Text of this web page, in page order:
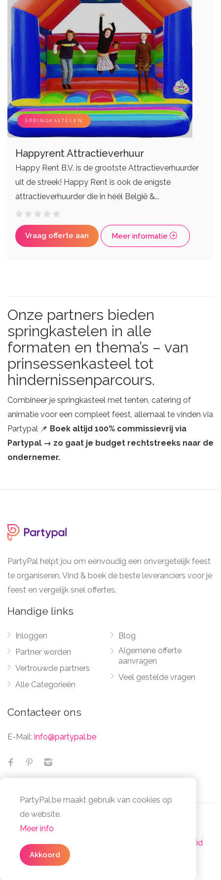
SPRINGKASTELEN
Happyrent Attractieverhuur
Happy Rent B.V. is de grootste Attractieverhuurder
uit de streek! Happy Rent is ook de enigste
attractieverhuurder die in héél België &...
Vraag offerte aan Meer informatie
Onze partners bieden
springkastelen in alle
formaten en thema’s – van
prinsessenkasteel tot
hindernissenparcours.
Combineer je springkasteel met tenten, catering of
animatie voor een compleet feest, allemaal te vinden via
Partypal 📌 Boek altijd 100% commissievrij via
Partypal → zo gaat je budget rechtstreeks naar de
ondernemer.
PartyPal helpt jou om eenvoudig een onvergetelijk feest
te organiseren. Vind & boek de beste leveranciers voor je
feest en vergelijk snel offertes.
Handige links
Inloggen
Partner worden
Vertrouwde partners
Alle Categorieën
Blog
Algemene offerte
aanvragen
Veel gestelde vragen
Contacteer ons
E-Mail: info@partypal.be
© Partypal 2026 Alle Rechten Voorbehouden -
Algemene voorwaarden
Privacy- en cookiebeleid
PartyPal.be maakt gebruik van cookies op
de website.
Meer info
Akkoord